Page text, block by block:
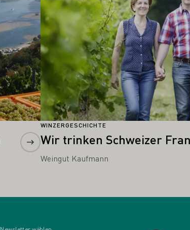
WINZERGESCHICHTE
Wir trinken Schweizer
Weingut Kaufmann